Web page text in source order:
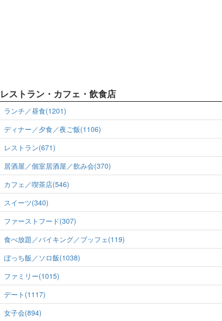
レストラン・カフェ・飲食店
ランチ／昼食(1201)
ディナー／夕食／夜ご飯(1106)
レストラン(671)
居酒屋／個室居酒屋／飲み会(370)
カフェ／喫茶店(546)
スイーツ(340)
ファーストフード(307)
食べ放題／バイキング／ブッフェ(119)
ぼっち飯／ソロ飯(1038)
ファミリー(1015)
デート(1117)
女子会(894)